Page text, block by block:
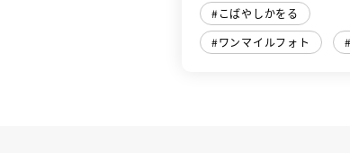
こばやしかをる
ワンマイルフォト